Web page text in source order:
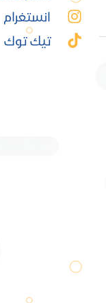
انستغرام
تيك توك